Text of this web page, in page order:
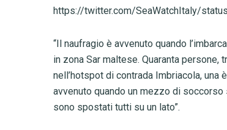
https://twitter.com/SeaWatchItaly/
“Il naufragio è avvenuto quando
in zona Sar maltese. Quaranta
nell’hotspot di contrada Imbriacola,
avvenuto quando un mezzo di
sono spostati tutti su un lato”.